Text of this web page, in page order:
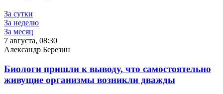
За сутки
За неделю
За месяц
7 августа, 08:30
Александр Березин
Биологи пришли к выводу, что самостоятельно
живущие организмы возникли дважды